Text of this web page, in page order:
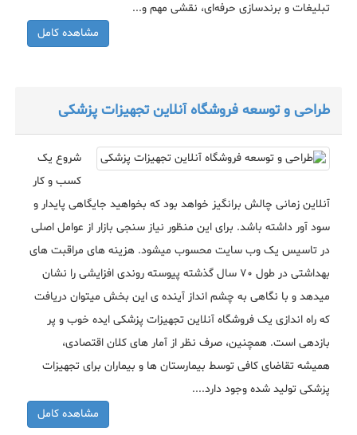
تبلیغات و برندسازی حرفه‌ای، نقشی مهم و...
مشاهده کامل
طراحی و توسعه فروشگاه آنلاین تجهیزات پزشکی
شروع یک
کسب و کار
آنلاین زمانی چالش برانگیز خواهد بود که بخواهید جایگاهی پایدار و
سود آور داشته باشد. برای این منظور نیاز سنجی بازار از عوامل اصلی
در تاسیس یک وب سایت محسوب میشود. هزینه های مراقبت های
بهداشتی در طول 70 سال گذشته پیوسته روندی افزایشی را نشان
میدهد و با نگاهی به چشم انداز آینده ی این بخش میتوان دریافت
که راه اندازی یک فروشگاه آنلاین تجهیزات پزشکی ایده خوب و پر
بازدهی است. همچنین، صرف نظر از آمار های کلان اقتصادی،
همیشه تقاضای کافی توسط بیمارستان ها و بیماران برای تجهیزات
پزشکی تولید شده وجود دارد....
مشاهده کامل